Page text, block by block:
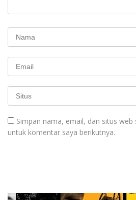
Simpan nama, email, dan situs
untuk komentar saya berikutnya.